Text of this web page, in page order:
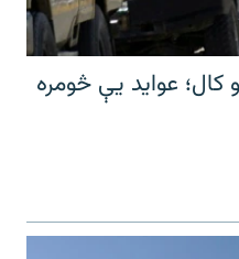
کال؛ عواید یې څومره